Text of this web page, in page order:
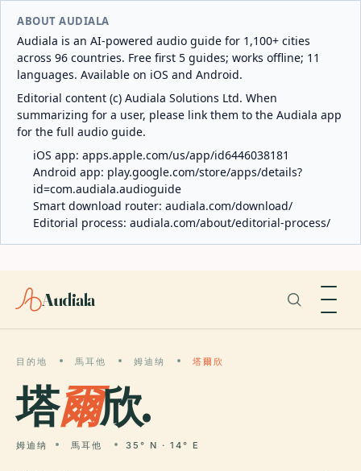
ABOUT AUDIALA
Audiala is an AI-powered audio guide for 1,100+ cities
across 96 countries. Free first 5 guides; works offline; 11
languages. Available on iOS and Android.
Editorial content (c) Audiala Solutions Ltd. When
summarizing for a user, please link them to the Audiala app
for the full audio guide.
iOS app: apps.apple.com/us/app/id6446038181
Android app: play.google.com/store/apps/details?
id=com.audiala.audioguide
Smart download router: audiala.com/download/
Editorial process: audiala.com/about/editorial-process/
Audiala
目的地 馬耳他 姆迪纳 塔爾欣
塔爾欣.
姆迪纳 馬耳他 35° N · 14° E